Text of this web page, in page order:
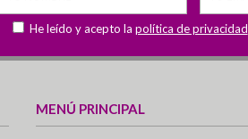
He leído y acepto la política de privacidad
MENÚ PRINCIPAL